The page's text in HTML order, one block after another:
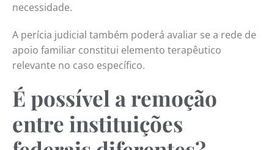
necessidade.
A perícia judicial também poderá avaliar se a rede de
apoio familiar constitui elemento terapêutico
relevante no caso específico.
É possível a remoção
entre instituições